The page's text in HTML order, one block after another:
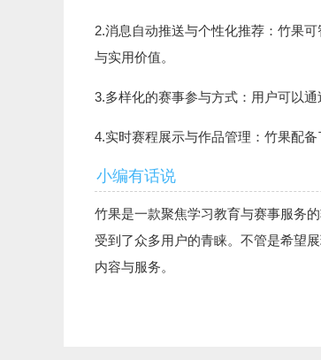
2.消息自动推送与个性化推荐：竹果
与实用价值。
3.多样化的赛事参与方式：用户可以
4.实时赛程展示与作品管理：竹果配
小编有话说
竹果是一款聚焦学习教育与赛事服务
受到了众多用户的青睐。不管是希望
内容与服务。